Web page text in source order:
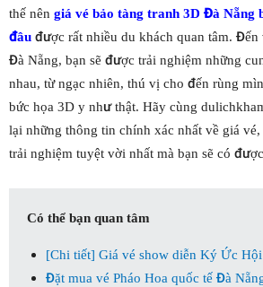
thế nên giá vé bảo tàng tranh 3D Đà Nẵng
đâu được rất nhiều du khách quan tâm.
Đà Nẵng, bạn sẽ được trải nghiệm những
nhau, từ ngạc nhiên, thú vị cho đến rùng
bức họa 3D y như thật. Hãy cùng
lại những thông tin chính xác nhất về giá
trải nghiệm tuyệt vời nhất mà bạn sẽ có
Có thể bạn quan tâm
[Chi tiết] Giá vé show diễn Ký Ức
Đặt mua vé Pháo Hoa quốc tế Đà